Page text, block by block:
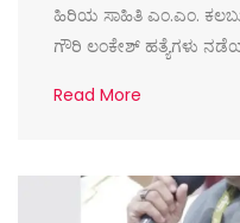
ಹಿರಿಯ ಸಾಹಿತಿ ಎಂ.ಎಂ.
ಗೌರಿ ಲಂಕೇಶ್ ಹತ್ಯೆಗಳು
Read More